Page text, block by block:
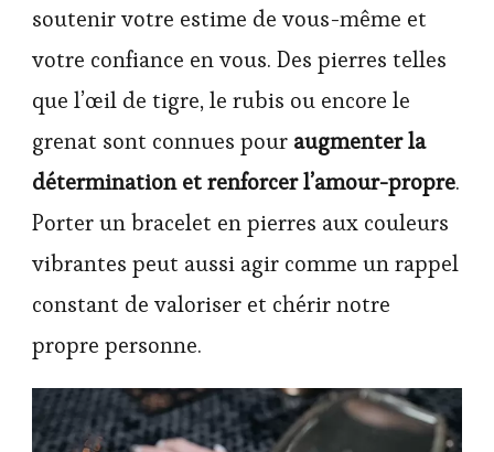
soutenir votre estime de vous-même et
votre confiance en vous. Des pierres telles
que l’œil de tigre, le rubis ou encore le
grenat sont connues pour augmenter la
détermination et renforcer l’amour-propre.
Porter un bracelet en pierres aux couleurs
vibrantes peut aussi agir comme un rappel
constant de valoriser et chérir notre
propre personne.